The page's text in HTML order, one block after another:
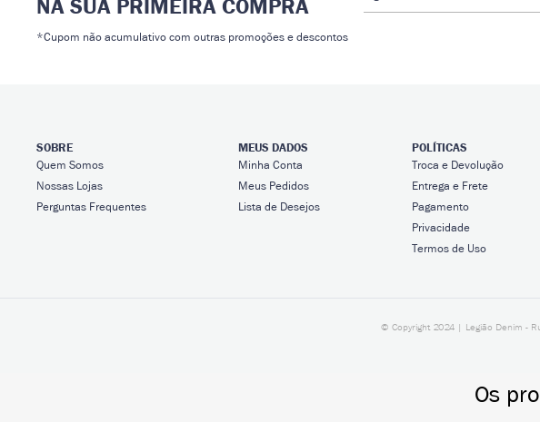
NA SUA PRIMEIRA COMPRA
*Cupom não acumulativo com outras promoções e descontos
SOBRE
Quem Somos
Nossas Lojas
Perguntas Frequentes
MEUS DADOS
Minha Conta
Meus Pedidos
Lista de Desejos
POLÍTICAS
Troca e Devolução
Entrega e Frete
Pagamento
Privacidade
Termos de Uso
© Copyright 2024 | Legião Denim -